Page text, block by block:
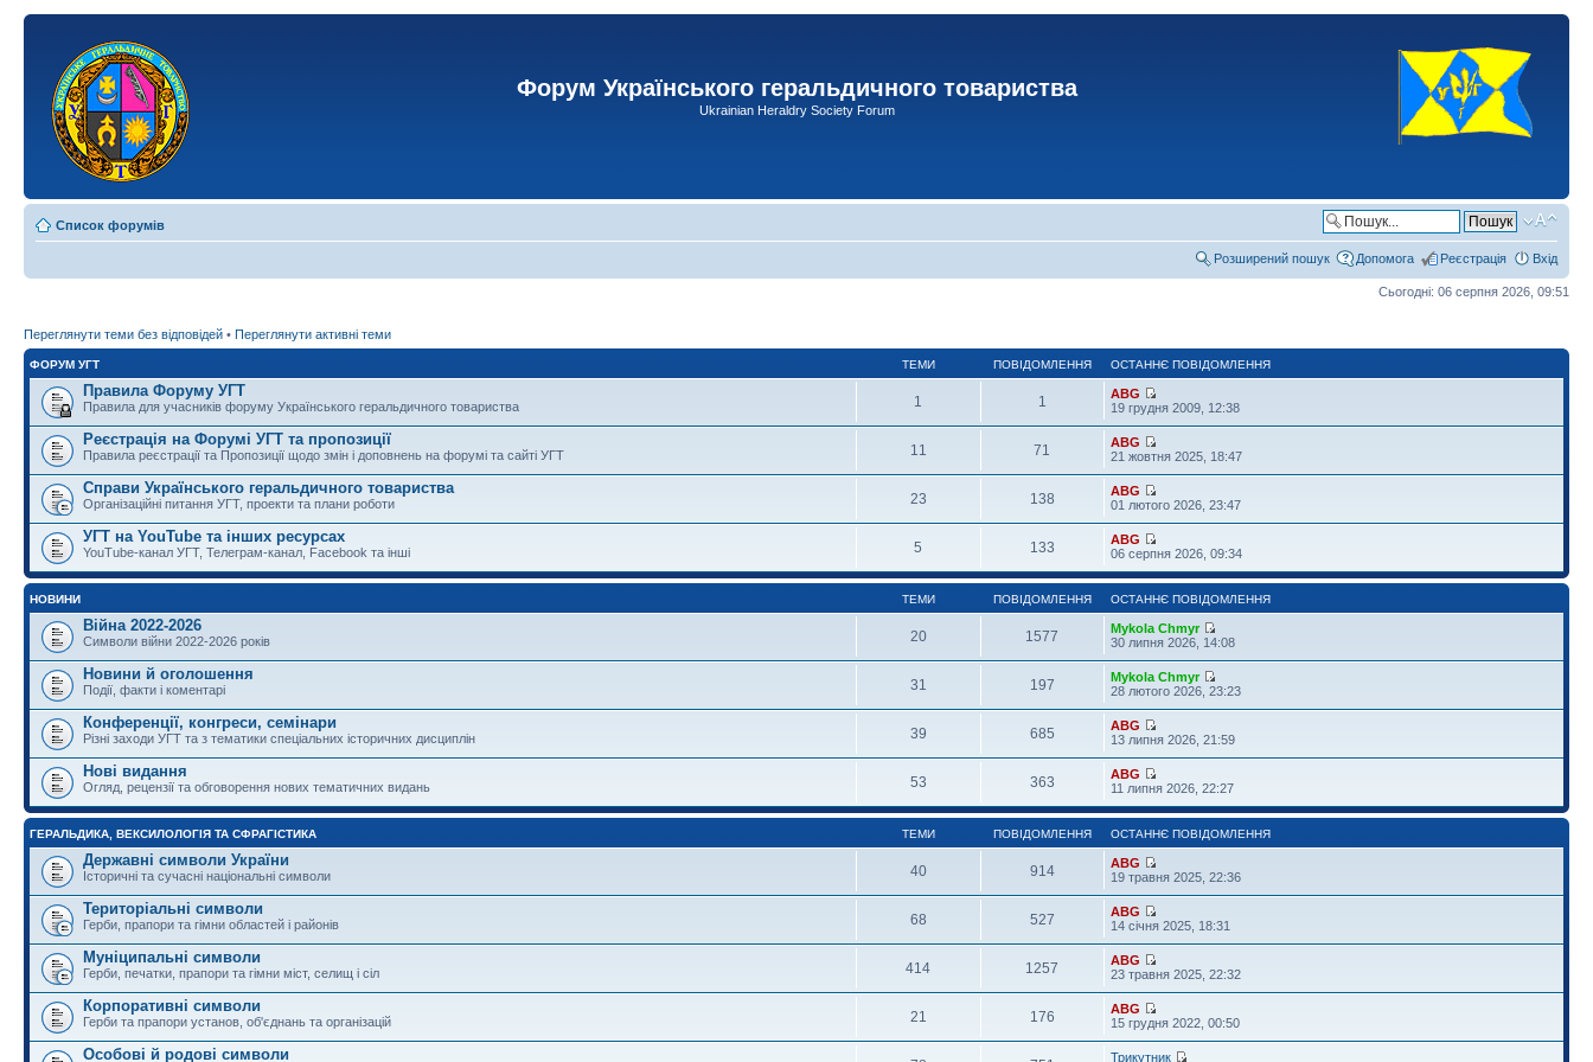
Форум Українського геральдичного товариства
Ukrainian Heraldry Society Forum
Список форумів
Розширений пошук Допомога Реєстрація Вхід
Сьогодні: 06 серпня 2026, 09:51
Переглянути теми без відповідей • Переглянути активні теми
ФОРУМ УГТ ТЕМИ ПОВІДОМЛЕННЯ ОСТАННЄ ПОВІДОМЛЕННЯ
Правила Форуму УГТ
Правила для учасників форуму Українського геральдичного товариства 1 1
ABG
19 грудня 2009, 12:38
Реєстрація на Форумі УГТ та пропозиції
Правила реєстрації та Пропозиції щодо змін і доповнень на форумі та сайті УГТ 11 71
ABG
21 жовтня 2025, 18:47
Справи Українського геральдичного товариства
Організаційні питання УГТ, проекти та плани роботи 23 138
ABG
01 лютого 2026, 23:47
УГТ на YouTube та інших ресурсах
YouTube-канал УГТ, Телеграм-канал, Facebook та інші 5 133
ABG
06 серпня 2026, 09:34
НОВИНИ ТЕМИ ПОВІДОМЛЕННЯ ОСТАННЄ ПОВІДОМЛЕННЯ
Війна 2022-2026
Символи війни 2022-2026 років 20 1577
Mykola Chmyr
30 липня 2026, 14:08
Новини й оголошення
Події, факти і коментарі 31 197
Mykola Chmyr
28 лютого 2026, 23:23
Конференції, конгреси, семінари
Різні заходи УГТ та з тематики спеціальних історичних дисциплін 39 685
ABG
13 липня 2026, 21:59
Нові видання
Огляд, рецензії та обговорення нових тематичних видань 53 363
ABG
11 липня 2026, 22:27
ГЕРАЛЬДИКА, ВЕКСИЛОЛОГІЯ ТА СФРАГІСТИКА ТЕМИ ПОВІДОМЛЕННЯ ОСТАННЄ ПОВІДОМЛЕННЯ
Державні символи України
Історичні та сучасні національні символи 40 914
ABG
19 травня 2025, 22:36
Територіальні символи
Герби, прапори та гімни областей і районів 68 527
ABG
14 січня 2025, 18:31
Муніципальні символи
Герби, печатки, прапори та гімни міст, селищ і сіл 414 1257
ABG
23 травня 2025, 22:32
Корпоративні символи
Герби та прапори установ, об'єднань та організацій 21 176
ABG
15 грудня 2022, 00:50
Особові й родові символи Трикутник